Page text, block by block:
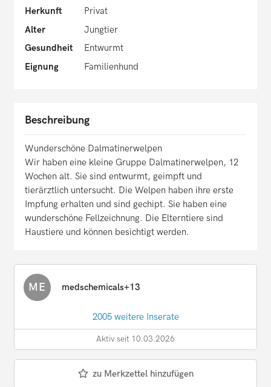
Herkunft
Privat
Alter
Jungtier
Gesundheit
Entwurmt
Eignung
Familienhund
Beschreibung
Wunderschöne Dalmatinerwelpen
Wir haben eine kleine Gruppe Dalmatinerwelpen, 12
Wochen alt. Sie sind entwurmt, geimpft und
tierärztlich untersucht. Die Welpen haben ihre erste
Impfung erhalten und sind gechipt. Sie haben eine
wunderschöne Fellzeichnung. Die Elterntiere sind
Haustiere und können besichtigt werden.
ME medschemicals+13
2005 weitere Inserate
Aktiv seit 10.03.2026
zu Merkzettel hinzufügen